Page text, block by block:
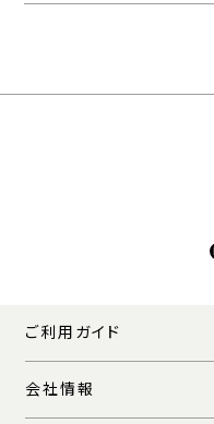
ご利用ガイド
会社情報